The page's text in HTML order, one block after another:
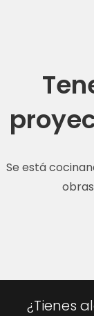
Se está
¿Tienes